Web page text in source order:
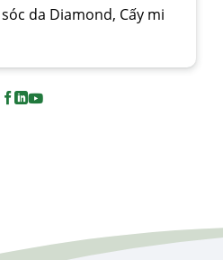
da Diamond, Cấy mi